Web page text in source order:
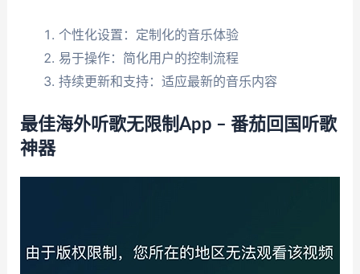
个性化设置：定制化的音乐体验
易于操作：简化用户的控制流程
持续更新和支持：适应最新的音乐内容
最佳海外听歌无限制App – 番茄回国听歌
神器